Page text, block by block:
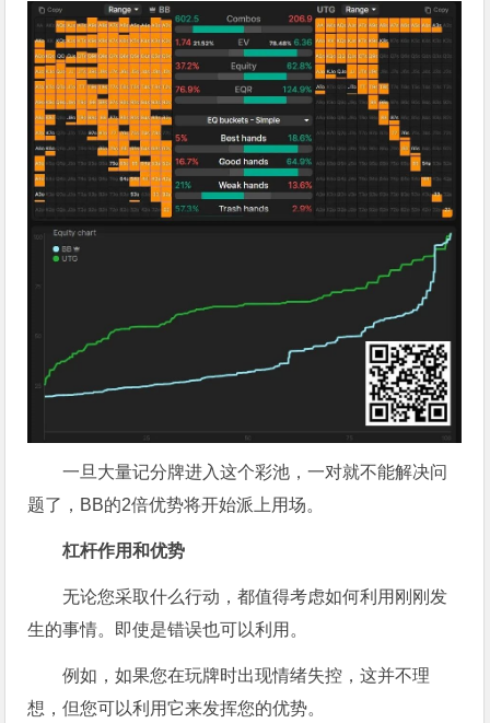
一旦大量记分牌进入这个彩池，一对就不能解决问
题了，BB的2倍优势将开始派上用场。
杠杆作用和优势
无论您采取什么行动，都值得考虑如何利用刚刚发
生的事情。即使是错误也可以利用。
例如，如果您在玩牌时出现情绪失控，这并不理
想，但您可以利用它来发挥您的优势。